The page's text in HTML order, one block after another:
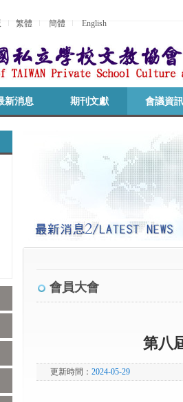
繁體 簡體 English
新消息 期刊文獻 會議資訊
會員大會
第八
更新時間： 2024-05-29